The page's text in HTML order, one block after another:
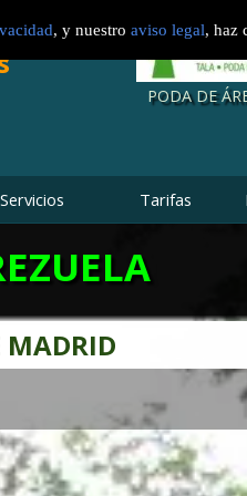
, y nuestro aviso legal, haz
PODA DE
Servicios Tarifas
en
Madrid
parcelas
Madrid
de
MADRID